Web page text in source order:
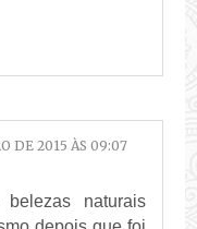
DE 2015 ÀS 09:07
naturais